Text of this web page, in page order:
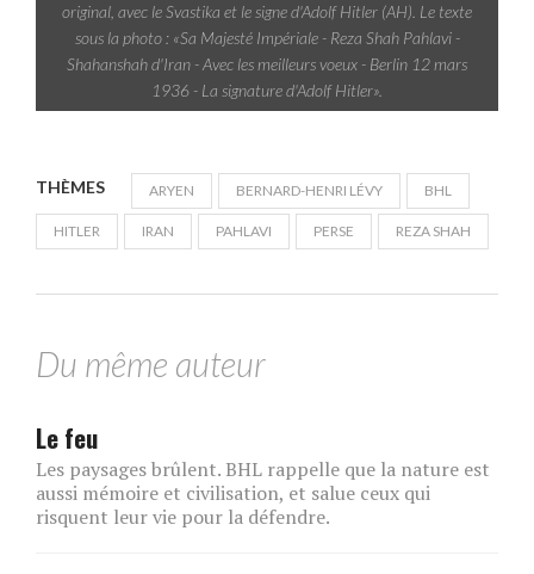
original, avec le Svastika et le signe d'Adolf Hitler (AH). Le texte
sous la photo : «Sa Majesté Impériale - Reza Shah Pahlavi -
Shahanshah d'Iran - Avec les meilleurs voeux - Berlin 12 mars
1936 - La signature d'Adolf Hitler».
THÈMES ARYEN BERNARD-HENRI LÉVY BHL
HITLER IRAN PAHLAVI PERSE REZA SHAH
Du même auteur
Le feu
Les paysages brûlent. BHL rappelle que la nature est
aussi mémoire et civilisation, et salue ceux qui
risquent leur vie pour la défendre.